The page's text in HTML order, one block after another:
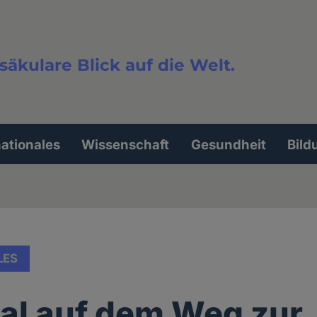
Blick auf die Welt.
Wissenschaft Gesundheit